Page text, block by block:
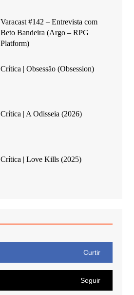
Varacast #142 – Entrevista com
Beto Bandeira (Argo – RPG
Platform)
Crítica | Obsessão (Obsession)
Crítica | A Odisseia (2026)
Crítica | Love Kills (2025)
Curtir
Seguir